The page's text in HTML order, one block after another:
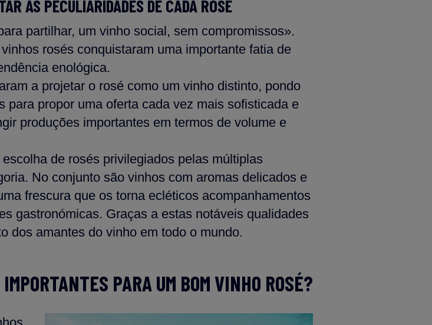
AS PECULIARIDADES DE CADA ROSÉ
partilhar, um vinho social, sem compromissos».
rosés conquistaram uma importante fatia de
enológica.
a projetar o rosé como um vinho distinto, pondo
para propor uma oferta cada vez mais sofisticada e
produções importantes em termos de volume e
de rosés privilegiados pelas múltiplas
No conjunto são vinhos com aromas delicados e
frescura que os torna ecléticos acompanhamentos
gastronómicas. Graças a estas notáveis qualidades
dos amantes do vinho em todo o mundo.
PARA UM BOM VINHO ROSÉ?